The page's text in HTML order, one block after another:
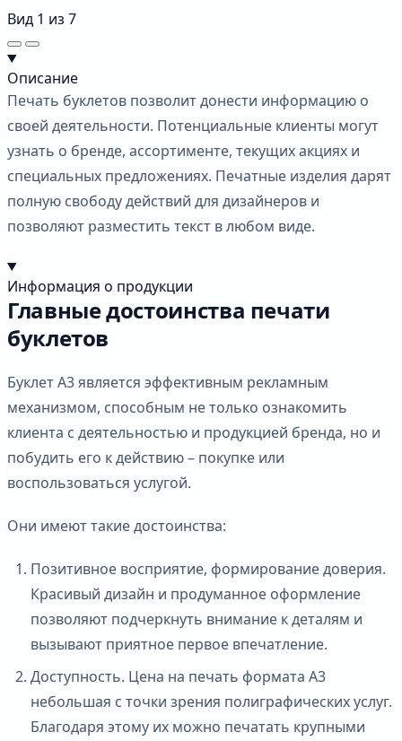
Вид 1 из 7
Описание
Печать буклетов позволит донести информацию о
своей деятельности. Потенциальные клиенты могут
узнать о бренде, ассортименте, текущих акциях и
специальных предложениях. Печатные изделия дарят
полную свободу действий для дизайнеров и
позволяют разместить текст в любом виде.
Информация о продукции
Главные достоинства печати
буклетов
Буклет А3 является эффективным рекламным
механизмом, способным не только ознакомить
клиента с деятельностью и продукцией бренда, но и
побудить его к действию – покупке или
воспользоваться услугой.
Они имеют такие достоинства:
Позитивное восприятие, формирование доверия.
Красивый дизайн и продуманное оформление
позволяют подчеркнуть внимание к деталям и
вызывают приятное первое впечатление.
Доступность. Цена на печать формата А3
небольшая с точки зрения полиграфических услуг.
Благодаря этому их можно печатать крупными